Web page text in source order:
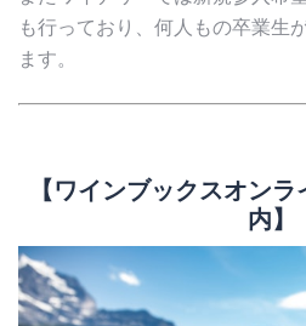
も行っており、何人もの卒業生
ます。
【ワインブックスオン
内】